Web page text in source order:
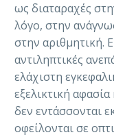
ως διαταραχές
λόγο, στην
στην αριθμητική.
αντιληπτικές
ελάχιστη
εξελικτική
δεν εντάσσονται
οφείλονται σε